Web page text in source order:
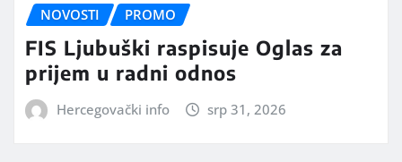
NOVOSTI PROMO
FIS Ljubuški raspisuje Oglas za
prijem u radni odnos
Hercegovački info srp 31, 2026